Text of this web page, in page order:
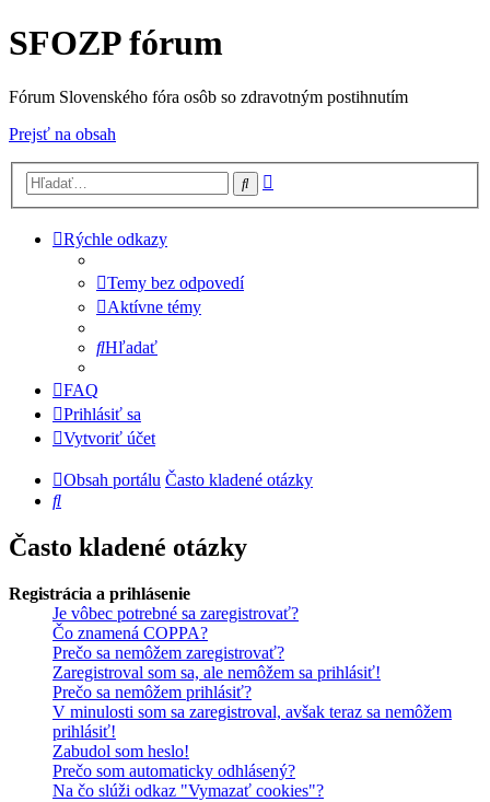
SFOZP fórum
Fórum Slovenského fóra osôb so zdravotným postihnutím
Prejsť na obsah
Hľadať
Rýchle odkazy
Temy bez odpovedí
Aktívne témy
Hľadať
FAQ
Prihlásiť sa
Vytvoriť účet
Obsah portálu Často kladené otázky
Hľadať
Často kladené otázky
Registrácia a prihlásenie
Je vôbec potrebné sa zaregistrovať?
Čo znamená COPPA?
Prečo sa nemôžem zaregistrovať?
Zaregistroval som sa, ale nemôžem sa prihlásiť!
Prečo sa nemôžem prihlásiť?
V minulosti som sa zaregistroval, avšak teraz sa nemôžem
prihlásiť!
Zabudol som heslo!
Prečo som automaticky odhlásený?
Na čo slúži odkaz "Vymazať cookies"?